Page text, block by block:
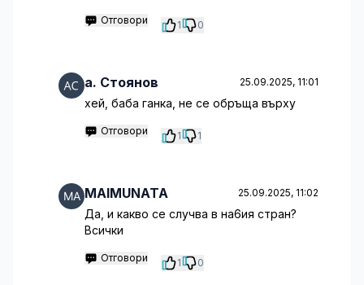
Отговори 1 0
a. Стоянов 25.09.2025, 11:01
хей, баба ганка, не се обръща върху
Отговори 1 1
MAIMUNATA 25.09.2025, 11:02
Да, и какво се случва в на6ия стран?
Всички
Отговори 1 0